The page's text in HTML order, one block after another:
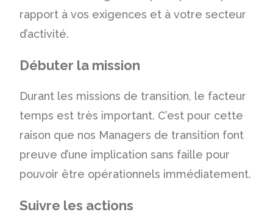
rapport à vos exigences et à votre secteur
d’activité.
Débuter la mission
Durant les missions de transition, le facteur
temps est très important. C’est pour cette
raison que nos Managers de transition font
preuve d’une implication sans faille pour
pouvoir être opérationnels immédiatement.
Suivre les actions